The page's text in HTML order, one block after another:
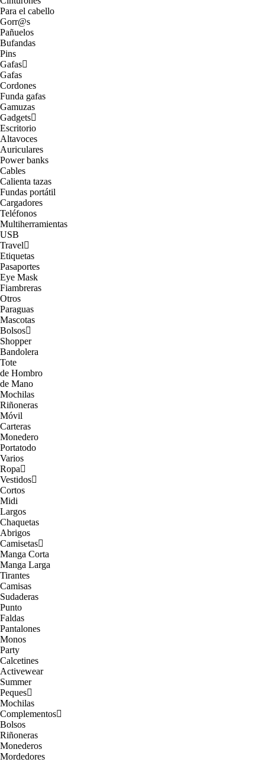
Para el cabello
Gorr@s
Pañuelos
Bufandas
Pins
Gafas
Gafas
Cordones
Funda gafas
Gamuzas
Gadgets
Escritorio
Altavoces
Auriculares
Power banks
Cables
Calienta tazas
Fundas portátil
Cargadores
Teléfonos
Multiherramientas
USB
Travel
Etiquetas
Pasaportes
Eye Mask
Fiambreras
Otros
Paraguas
Mascotas
Bolsos
Shopper
Bandolera
Tote
de Hombro
de Mano
Mochilas
Riñoneras
Móvil
Carteras
Monedero
Portatodo
Varios
Ropa
Vestidos
Cortos
Midi
Largos
Chaquetas
Abrigos
Camisetas
Manga Corta
Manga Larga
Tirantes
Camisas
Sudaderas
Punto
Faldas
Pantalones
Monos
Party
Calcetines
Activewear
Summer
Peques
Mochilas
Complementos
Bolsos
Riñoneras
Monederos
Mordedores